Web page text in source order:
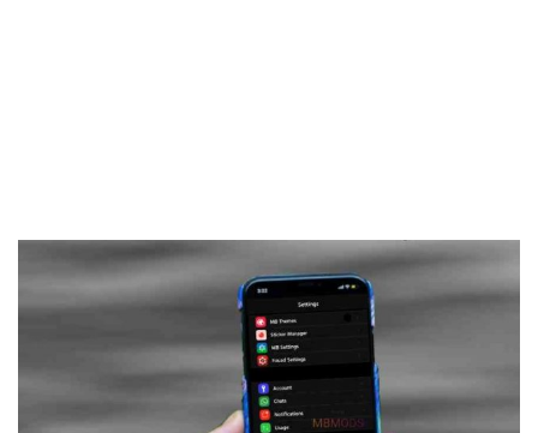
Frankenstein45.Com